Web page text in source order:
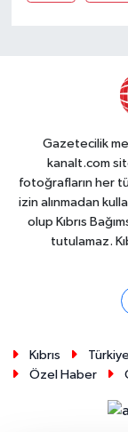
Gazetecilik
kanalt.com
fotoğrafların her
izin alınmadan
olup Kıbrıs
tutulamaz.
Kıbrıs
Özel Haber